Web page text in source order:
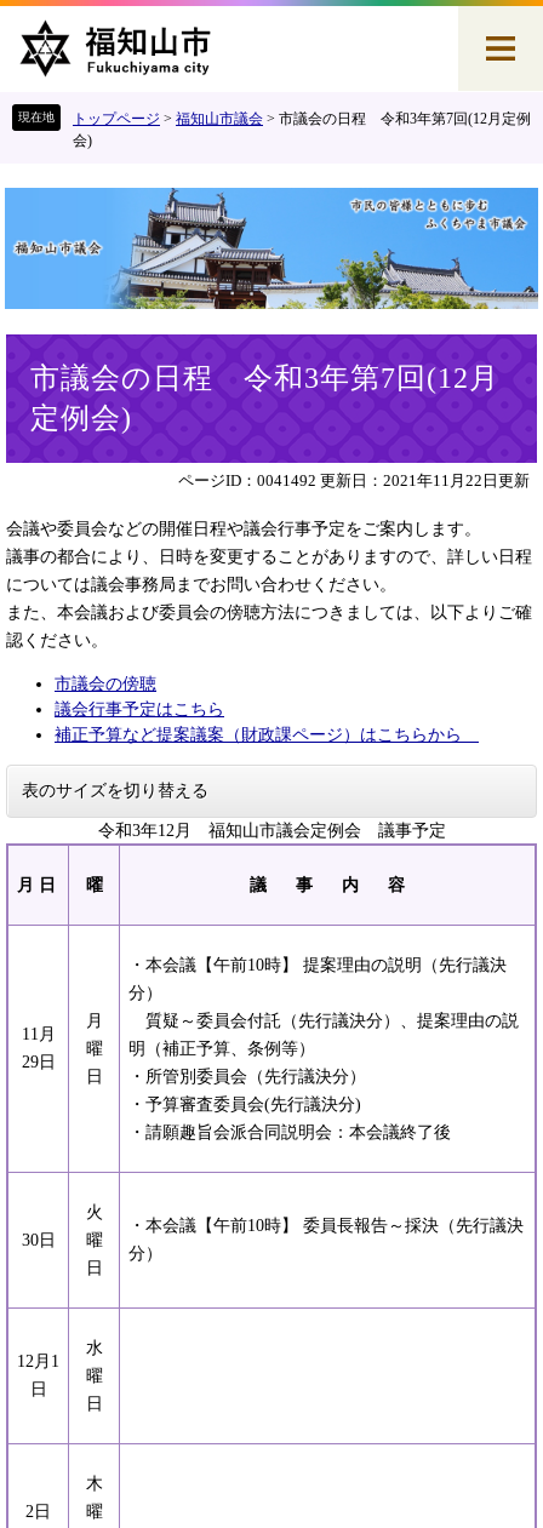
す
し
本
トップページ > 福知山市議会 > 市議会の日程 令和3年第7回(12月定例
会)
市議会の日程 令和3年第7回(12月
定例会)
ページID：0041492 更新日：2021年11月22日更新
会議や委員会などの開催日程や議会行事予定をご案内します。
議事の都合により、日時を変更することがありますので、詳しい日程
については議会事務局までお問い合わせください。
また、本会議および委員会の傍聴方法につきましては、以下よりご確
認ください。
市議会の傍聴
議会行事予定はこちら
補正予算など提案議案（財政課ページ）はこちらから
表のサイズを切り替える
令和3年12月 福知山市議会定例会 議事予定
月 日 曜 議 事 内 容
11月
29日
月
曜
日
・本会議【午前10時】 提案理由の説明（先行議決
分）
質疑～委員会付託（先行議決分）、提案理由の説
明（補正予算、条例等）
・所管別委員会（先行議決分）
・予算審査委員会(先行議決分)
・請願趣旨会派合同説明会：本会議終了後
30日
火
曜
日
・本会議【午前10時】 委員長報告～採決（先行議決
分）
12月1
日
水
曜
日
2日
木
曜